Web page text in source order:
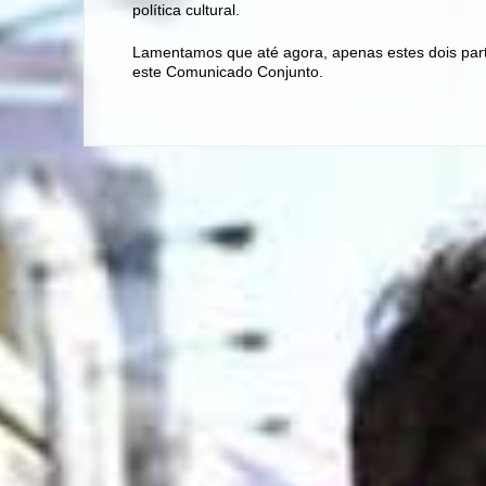
política cultural.
Lamentamos que até agora, apenas estes dois
este Comunicado Conjunto.